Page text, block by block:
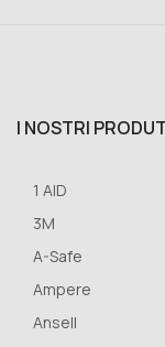
I NOSTRI
1 AID
3M
A-Safe
Ampere
Ansell